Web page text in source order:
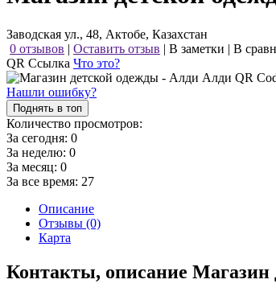
Заводская ул., 48, Актобе, Казахстан
0 отзывов | Оставить отзыв | В заметки | В
QR Ссылка Что это?
Нашли ошибку?
Поднять в топ
Количество просмотров:
За сегодня: 0
За неделю: 0
За месяц: 0
За все время: 27
Описание
Отзывы (0)
Карта
Контакты, описание